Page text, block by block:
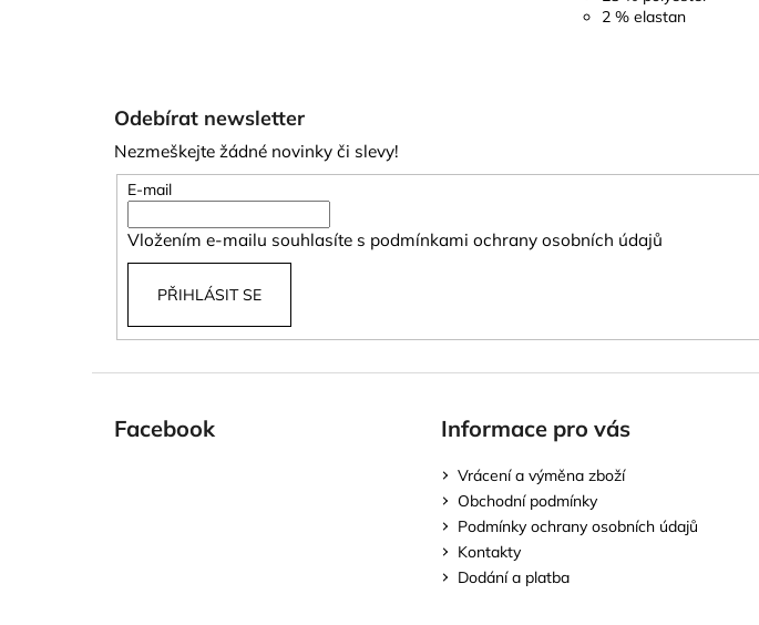
2 % elastan
Odebírat newsletter
Nezmeškejte žádné novinky či slevy!
E-mail
Vložením e-mailu souhlasíte s podmínkami ochrany osobních údajů
PŘIHLÁSIT SE
Facebook Informace pro vás
Vrácení a výměna zboží
Obchodní podmínky
Podmínky ochrany osobních údajů
Kontakty
Dodání a platba